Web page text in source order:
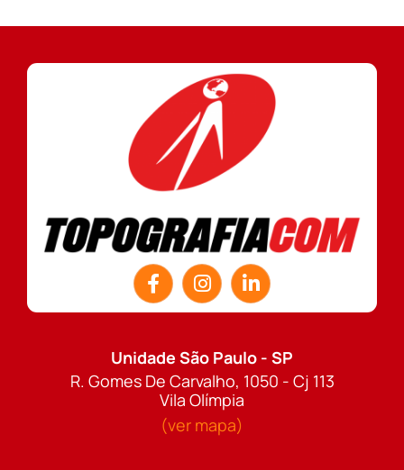
Unidade São Paulo - SP
R. Gomes De Carvalho, 1050 - Cj 113
Vila Olímpia
(ver mapa)